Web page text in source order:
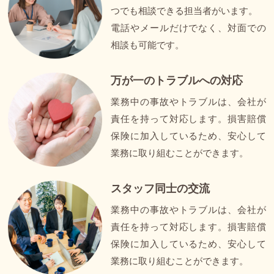
つでも相談できる担当者がいます。
電話やメールだけでなく、対面での
相談も可能です。
万が一の トラブルへの対応
業務中の事故やトラブルは、会社が
責任を持って対応します。損害賠償
保険に加入しているため、安心して
業務に取り組むことができます。
スタッフ同士の交流
業務中の事故やトラブルは、会社が
責任を持って対応します。損害賠償
保険に加入しているため、安心して
業務に取り組むことができます。